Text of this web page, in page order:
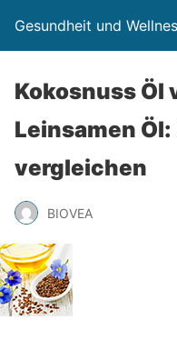
Gesundheit und
Kokosnuss Öl
Leinsamen
vergleichen
BIOVEA